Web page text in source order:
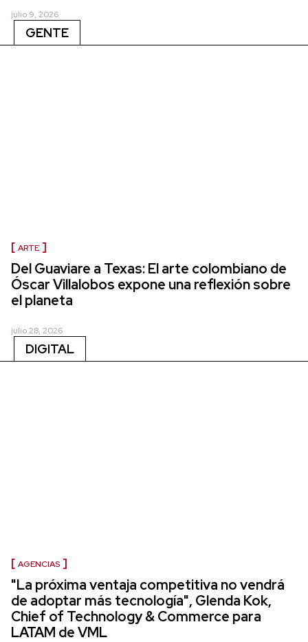
julio 9, 2026
GENTE
ARTE
Del Guaviare a Texas: El arte colombiano de
Óscar Villalobos expone una reflexión sobre
el planeta
julio 28, 2026
DIGITAL
AGENCIAS
"La próxima ventaja competitiva no vendrá
de adoptar más tecnología", Glenda Kok,
Chief of Technology & Commerce para
LATAM de VML